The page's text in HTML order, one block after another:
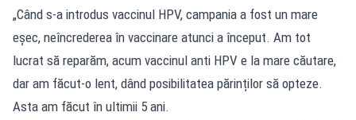
„Când s-a introdus vaccinul HPV, campania a fost un mare
eșec, neîncrederea în vaccinare atunci a început. Am tot
lucrat să reparăm, acum vaccinul anti HPV e la mare căutare,
dar am făcut-o lent, dând posibilitatea părinților să opteze.
Asta am făcut în ultimii 5 ani.